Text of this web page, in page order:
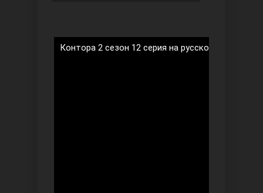
Три сестры
Контора 2 сезон 12 серия на русском языке